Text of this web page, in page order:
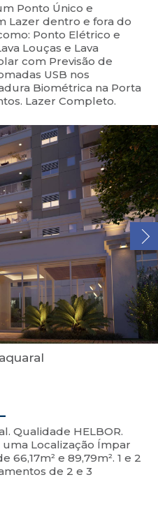
Ponto Único e
Lazer dentro e fora do
Ponto Elétrico e
Louças e Lava
com Previsão de
USB nos
Biométrica na Porta
Lazer Completo.
Qualidade HELBOR.
Localização Ímpar
e 89,79m². 1 e 2
de 2 e 3